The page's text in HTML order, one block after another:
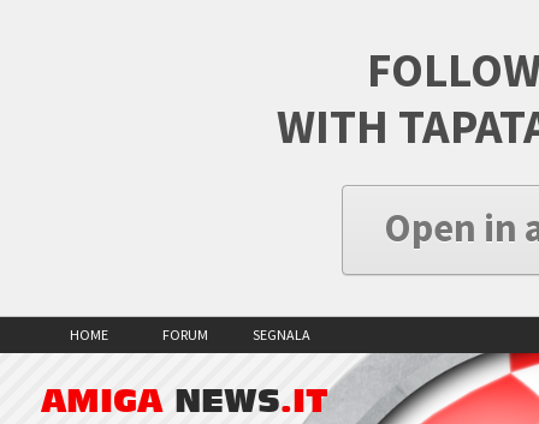
WITH
Open in
HOME FORUM SEGNALA
AMIGA NEWS.IT